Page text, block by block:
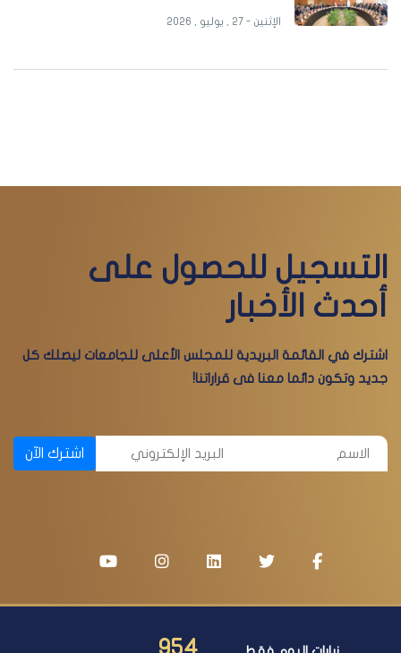
الإثنين - 27 , يوليو , 2026
التسجيل للحصول على
أحدث الأخبار
اشترك في القائمة البريدية للمجلس الأعلى للجامعات ليصلك كل
جديد وتكون دائما معنا فى قراراتنا!
اشترك الآن
954